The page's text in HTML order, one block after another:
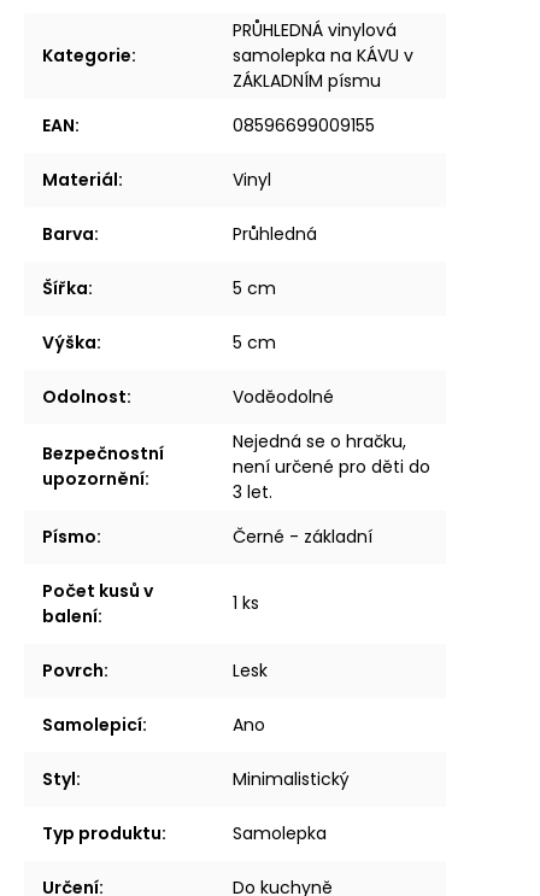
Kategorie:
PRŮHLEDNÁ vinylová
samolepka na KÁVU v
ZÁKLADNÍM písmu
EAN: 08596699009155
Materiál: Vinyl
Barva: Průhledná
Šířka: 5 cm
Výška: 5 cm
Odolnost: Voděodolné
Bezpečnostní
upozornění:
Nejedná se o hračku,
není určené pro děti do
3 let.
Písmo: Černé - základní
Počet kusů v
balení:
1 ks
Povrch: Lesk
Samolepicí: Ano
Styl: Minimalistický
Typ produktu: Samolepka
Určení: Do kuchyně